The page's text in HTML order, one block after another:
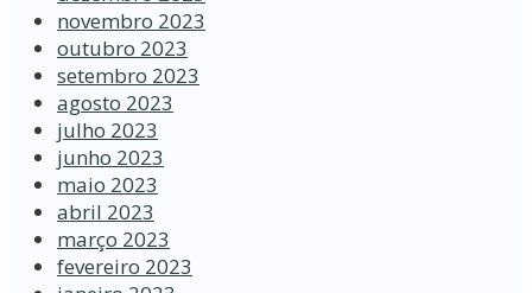
novembro 2023
outubro 2023
setembro 2023
agosto 2023
julho 2023
junho 2023
maio 2023
abril 2023
março 2023
fevereiro 2023